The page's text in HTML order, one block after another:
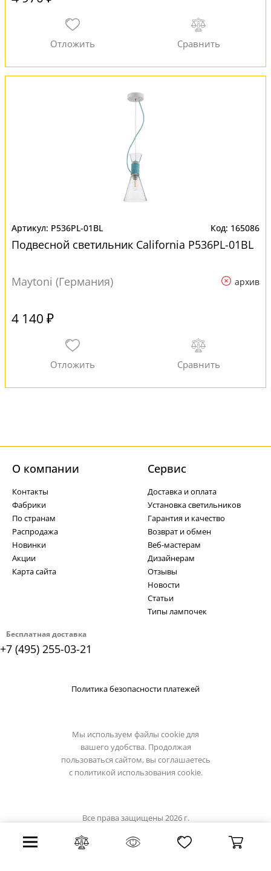
P536PL-01BL 165086
Подвесной светильник California P536PL-01BL
Maytoni (Германия) архив
4 140 ₽
Бесплатная доставка
+7 (495) 255-03-21
О компании
Контакты
Фабрики
По странам
Распродажа
Новинки
Акции
Карта сайта
Cервис
Доставка и оплата
Установка светильников
Гарантия и качество
Возврат и обмен
Веб-мастерам
Дизайнерам
Отзывы
Новости
Статьи
Типы лампочек
Политика безопасности платежей
Мы используем файлы cookie для
вашего удобства. Продолжая
пользоваться сайтом, вы соглашаетесь
с политикой использования cookie.
Все права защищены 2026 г.